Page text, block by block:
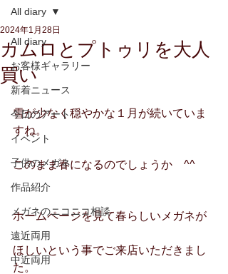
All diary
お客様ギャラリー
新着ニュース
今日のアート
イベント
子供のメガネ
作品紹介
メガネのニコニコ相談
遠近両用
中近両用
All diary
カムロとプトゥリを大人
買い
2024年1月28日
雪が少なく穏やかな１月が続いていま
すね。
このまま春になるのでしょうか　^^
ホームページを見て春らしいメガネが
ほしいという事でご来店いただきまし
た。